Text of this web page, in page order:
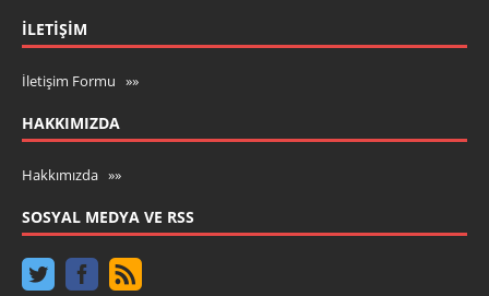
İLETIŞIM
İletişim Formu »»
HAKKIMIZDA
Hakkımızda »»
SOSYAL MEDYA VE RSS